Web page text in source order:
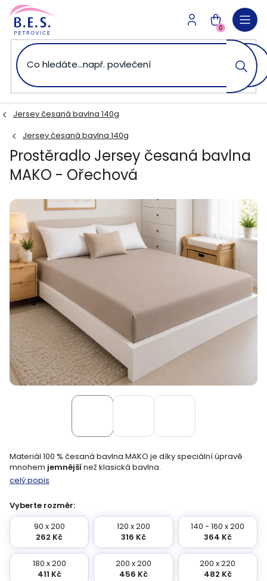
Přejít
obsah
NÁKUPNÍ
KOŠÍK
0
Jersey česaná bavlna 140g
Jersey česaná bavlna 140g
Prostěradlo Jersey česaná bavlna
MAKO - Ořechová
Vyberte rozměr:
90 x 200
262 Kč
120 x 200
316 Kč
140 - 160 x 200
364 Kč
180 x 200
411 Kč
200 x 200
456 Kč
200 x 220
482 Kč
Materiál 100 % česaná bavlna MAKO je díky speciální úpravě
mnohem jemnějšínež klasická bavlna.
celý popis